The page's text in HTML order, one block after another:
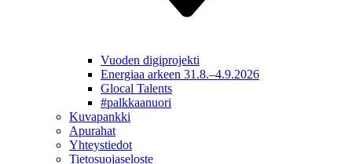
Vuoden digiprojekti
Energiaa arkeen 31.8.–4.9.2026
Glocal Talents
#palkkaa­nuori
Kuvapankki
Apurahat
Yhteys­tiedot
Tietosuoja­seloste